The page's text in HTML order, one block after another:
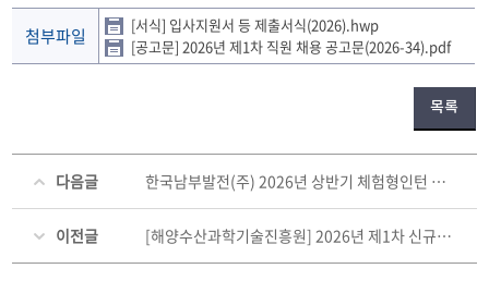
첨부파일
[서식] 입사지원서 등 제출서식(2026).hwp
[공고문] 2026년 제1차 직원 채용 공고문(2026-34).pdf
목록
다음글 한국남부발전(주) 2026년 상반기 체험형인턴 채용 공고 (~05. 07. (목))
이전글 [해양수산과학기술진흥원] 2026년 제1차 신규직원 채용 (~05. 14. (목))